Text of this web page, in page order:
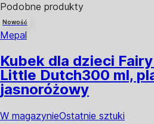
Podobne produkty
Nowość
Mepal
Kubek dla dzieci
Little Dutch300 ml,
jasnoróżowy
W magazynieOstatnie sztuki